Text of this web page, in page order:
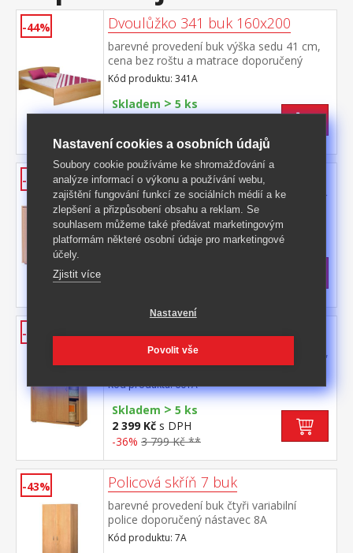
-44% Dvoulůžko 341 buk 160x200
barevné provedení buk výška sedu 41 cm,
cena bez roštu a matrace doporučený
rozměr matrace 160 × 200 cm nebo 2 kusy
80 × 200 cm a rošt R2 k dvoulůžku možno
dokoupit úložná prostor 147A
Kód produktu: 341A
Skladem > 5 ks
-44%
5 990 Kč **
-42% Prádelník 1507 buk
barevné provedení buk 2 dvířka, 2 variabilní
police 4 zásuvky, hloubka zásuvky 30 cm
Kód produktu: 1507A
-36%
barevné provedení buk dvě variabilní police,
posuvná dvířka
Kód produktu: 601A
Skladem > 5 ks
2 399 Kč s DPH
-36% 3 799 Kč **
-43% Policová skříň 7 buk
barevné provedení buk čtyři variabilní
police doporučený nástavec 8A
Kód produktu: 7A
Nastavení cookies a osobních údajů
Soubory cookie používáme ke shromažďování a
analýze informací o výkonu a používání webu,
zajištění fungování funkcí ze sociálních médií a ke
zlepšení a přizpůsobení obsahu a reklam. Se
souhlasem můžeme také předávat marketingovým
platformám některé osobní údaje pro marketingové
účely.
Zjistit více
Nastavení
Povolit vše